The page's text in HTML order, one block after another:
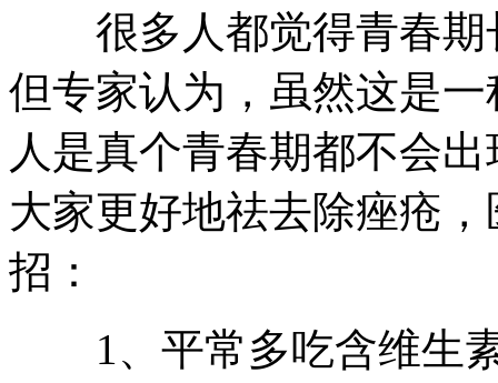
很多人都觉得青春期
但专家认为，虽然这是
人是真个青春期都不会
大家更好地祛去除痤疮
招：
1、平常多吃含维生素